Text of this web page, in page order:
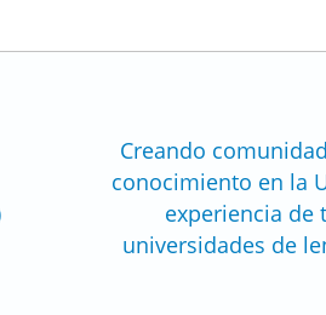
Creando
conocimiento en la
experiencia de
universidades de